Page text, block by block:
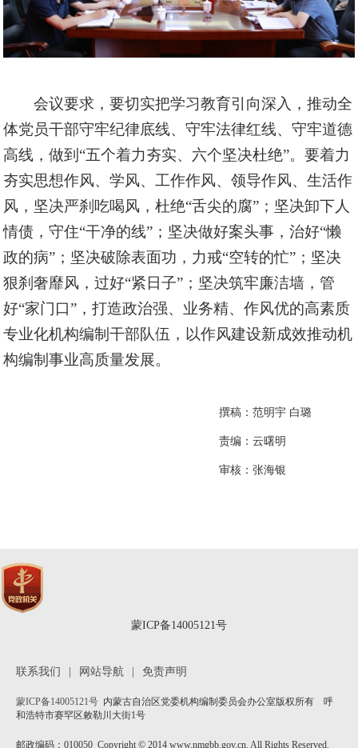
会议要求，要切实把学习教育引向深入，推动全
体党员干部守牢纪律底线、守牢法律红线、守牢道德
高线，做到 “五个着力夯实、六个坚决杜绝”。要着力
夯实思想作风、学风、工作作风、领导作风、生活作
风，坚决严刹吃喝风，杜绝“舌尖的腐”；坚决卸下人
情债，守住“干净的线”；坚决做好案头事，治好“懒
政的病”；坚决破除表面功，力戒“空转的忙”；坚决
狠刹奢靡风，过好“紧日子”；坚决筑牢廉洁墙，管
好“家门口”，打造政治强、业务精、作风优的高素质
专业化机构编制干部队伍，以作风建设新成效推动机
构编制事业高质量发展。
撰稿：范明宇 白璐
责编： 云曙明
审核：张海银
蒙ICP备14005121号
联系我们 网站导航 免责声明
蒙ICP备14005121号 内蒙古自治区党委机构编制委员会办公室版权所有 呼
和浩特市赛罕区敕勒川大街1号
邮政编码：010050 Copyright © 2014 www.nmgbb.gov.cn. All Rights Reserved.